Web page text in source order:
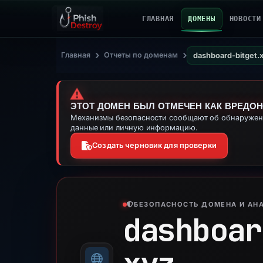
ГЛАВНАЯ ДОМЕНЫ НОВОСТИ
Главная › Отчеты по доменам › dashboard-
⚠️
ЭТОТ ДОМЕН БЫЛ ОТМЕЧЕН КАК
Механизмы безопасности сообщают об
данные или личную информацию.
Создать черновик для проверки
БЕЗОПАСНОСТЬ ДОМЕНА И